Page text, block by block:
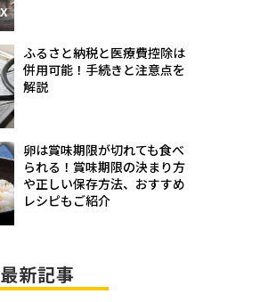
ふるさと納税と医療費控除は
併用可能！手続きと注意点を
解説
卵は賞味期限が切れても食べ
られる！賞味期限の決まり方
や正しい保存方法、おすすめ
レシピもご紹介
最新記事